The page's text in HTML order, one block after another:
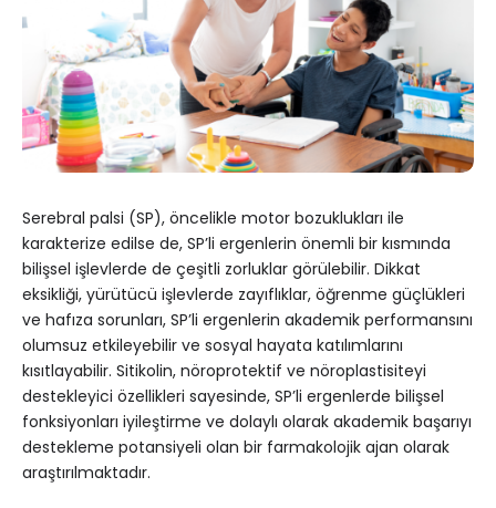
Serebral palsi (SP), öncelikle motor bozuklukları ile
karakterize edilse de, SP’li ergenlerin önemli bir kısmında
bilişsel işlevlerde de çeşitli zorluklar görülebilir. Dikkat
eksikliği, yürütücü işlevlerde zayıflıklar, öğrenme güçlükleri
ve hafıza sorunları, SP’li ergenlerin akademik performansını
olumsuz etkileyebilir ve sosyal hayata katılımlarını
kısıtlayabilir. Sitikolin, nöroprotektif ve nöroplastisiteyi
destekleyici özellikleri sayesinde, SP’li ergenlerde bilişsel
fonksiyonları iyileştirme ve dolaylı olarak akademik başarıyı
destekleme potansiyeli olan bir farmakolojik ajan olarak
araştırılmaktadır.